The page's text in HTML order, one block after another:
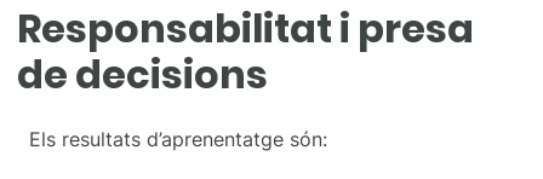
Responsabilitat i presa
de decisions
Els resultats d’aprenentatge són: